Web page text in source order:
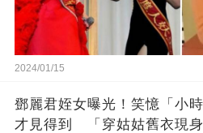
2024/01/15
鄧麗君姪女曝光！笑憶「小
才見得到 「穿姑姑舊衣現